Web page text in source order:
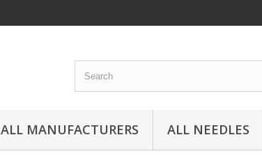
ALL MANUFACTURERS ALL NEEDLES